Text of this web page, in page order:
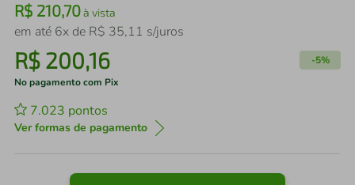
R$ 210,70à vista
em até 6x de R$ 35,11 s/juros
R$ 200,16 -5%
No pagamento com Pix
7.023 pontos
Ver formas de pagamento